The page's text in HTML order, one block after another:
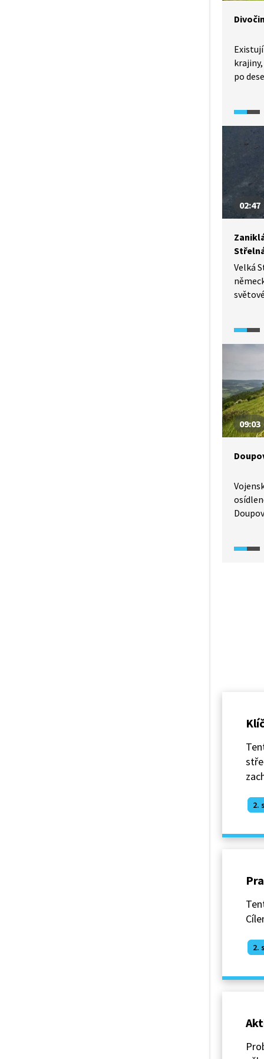
po
munice. Právě v takových
těchto
02:47
Velká
újezdu
obce
09:03
2.
2.